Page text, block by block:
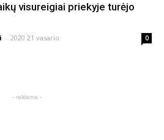
visureigiai priekyje turėjo
- 2020 21 vasario 0
- reklama -